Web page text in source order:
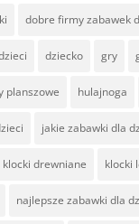
dobre firmy zabawek
dziecko gry
planszowe hulajnoga
jakie zabawki dla
klocki drewniane klocki
najlepsze zabawki dla